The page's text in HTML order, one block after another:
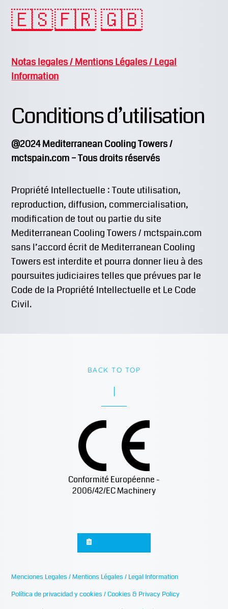
🇪🇸🇫🇷🇬🇧
Notas legales / Mentions Légales / Legal
Information
Conditions d’utilisation
@2024 Mediterranean Cooling Towers /
mctspain.com – Tous droits réservés
Propriété Intellectuelle : Toute utilisation,
reproduction, diffusion, commercialisation,
modification de tout ou partie du site
Mediterranean Cooling Towers / mctspain.com
sans l’accord écrit de Mediterranean Cooling
Towers est interdite et pourra donner lieu à des
poursuites judiciaires telles que prévues par le
Code de la Propriété Intellectuelle et Le Code
Civil.
BACK TO TOP
Conformité Européenne -
2006/42/EC Machinery
Menciones Legales / Mentions Légales / Legal Information
Política de privacidad y cookies / Cookies & Privacy Policy